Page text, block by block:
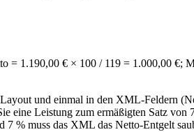
= 1.190,00 € × 100 / 119 = 1.000,00
und einmal in den XML-Feldern
eine Leistung zum ermäßigten Satz
7 % muss das XML das Netto-Entgelt